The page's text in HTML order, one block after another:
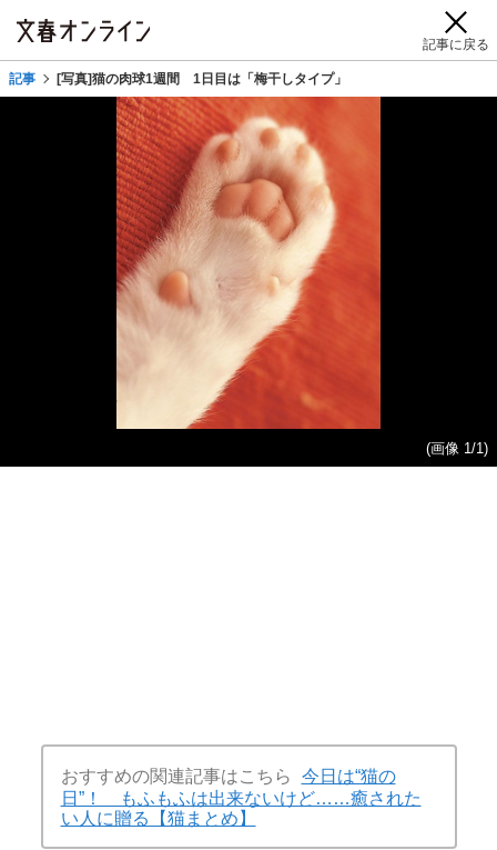
記事に戻る
記事 [写真]猫の肉球1週間 1日目は「梅干しタイプ」
(画像 1/1)
おすすめの関連記事はこちら
今日は“猫の
日”！ もふもふは出来ないけど……癒された
い人に贈る【猫まとめ】